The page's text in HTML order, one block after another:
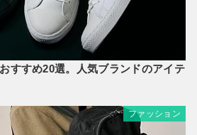
すすめ20選。人気ブランドのアイテ
ファッション